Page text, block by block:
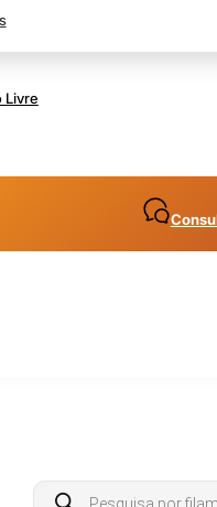
Livre
Products